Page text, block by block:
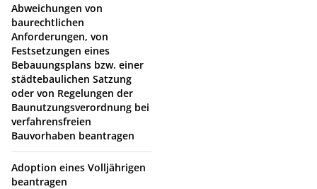
Abweichungen von
baurechtlichen
Anforderungen, von
Festsetzungen eines
Bebauungsplans bzw. einer
städtebaulichen Satzung
oder von Regelungen der
Baunutzungsverordnung bei
verfahrensfreien
Bauvorhaben beantragen
Adoption eines Volljährigen
beantragen